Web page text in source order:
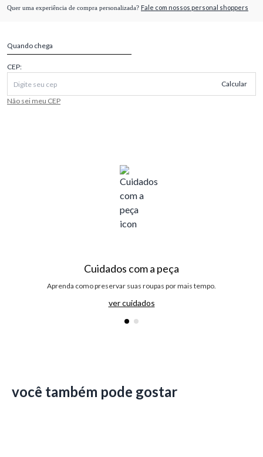
Quer uma experiência de compra personalizada? Fale com nossos personal shoppers
Quando chega
CEP:
Calcular
Não sei meu CEP
Cuidados com a peça
Aprenda como preservar suas roupas por mais tempo.
ver cuidados
você também pode gostar